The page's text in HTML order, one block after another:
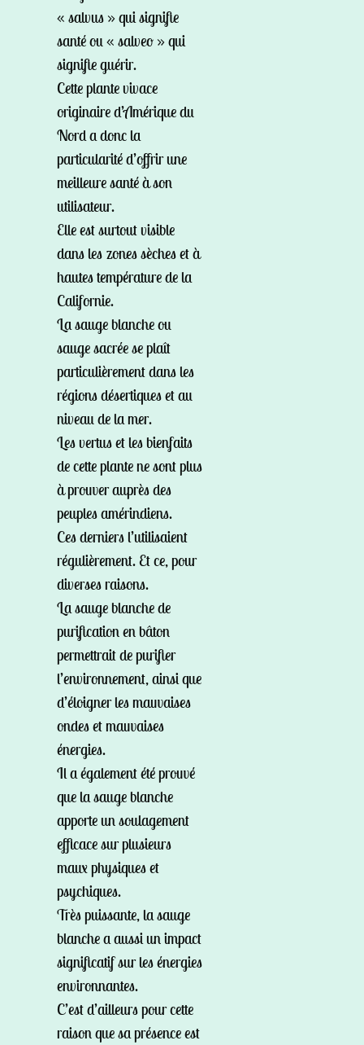
« salvus » qui signifie
santé ou « salveo » qui
signifie guérir.
Cette plante vivace
originaire d’Amérique du
Nord a donc la
particularité d’offrir une
meilleure santé à son
utilisateur.
Elle est surtout visible
dans les zones sèches et à
hautes température de la
Californie.
La sauge blanche ou
sauge sacrée se plaît
particulièrement dans les
régions désertiques et au
niveau de la mer.
Les vertus et les bienfaits
de cette plante ne sont plus
à prouver auprès des
peuples amérindiens.
Ces derniers l’utilisaient
régulièrement. Et ce, pour
diverses raisons.
La sauge blanche de
purification en bâton
permettrait de purifier
l’environnement, ainsi que
d’éloigner les mauvaises
ondes et mauvaises
énergies.
Il a également été prouvé
que la sauge blanche
apporte un soulagement
efficace sur plusieurs
maux physiques et
psychiques.
Très puissante, la sauge
blanche a aussi un impact
significatif sur les énergies
environnantes.
C’est d’ailleurs pour cette
raison que sa présence est